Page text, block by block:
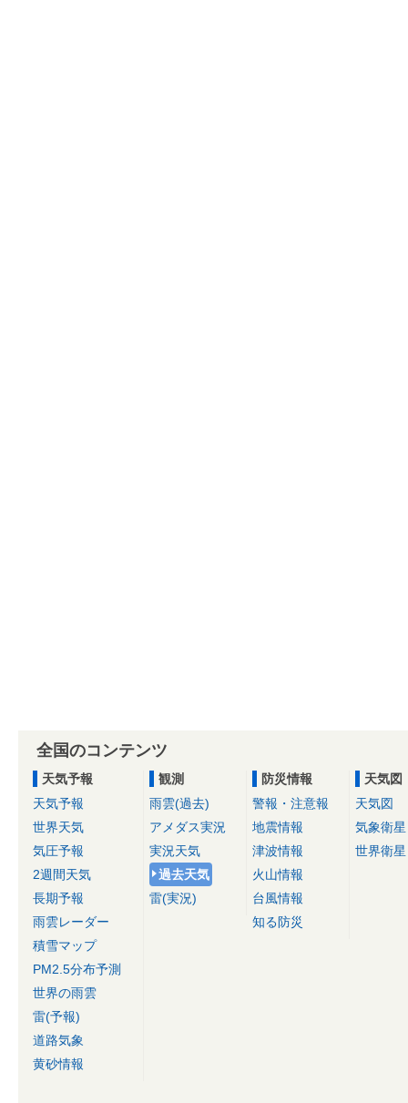
全国のコンテンツ
天気予報
天気予報
世界天気
気圧予報
2週間天気
長期予報
雨雲レーダー
積雪マップ
PM2.5分布予測
世界の雨雲
雷(予報)
道路気象
黄砂情報
観測
雨雲(過去)
アメダス実況
実況天気
過去天気
雷(実況)
防災情報
警報・注意報
地震情報
津波情報
火山情報
台風情報
知る防災
天気図
天気図
気象衛星
世界衛星